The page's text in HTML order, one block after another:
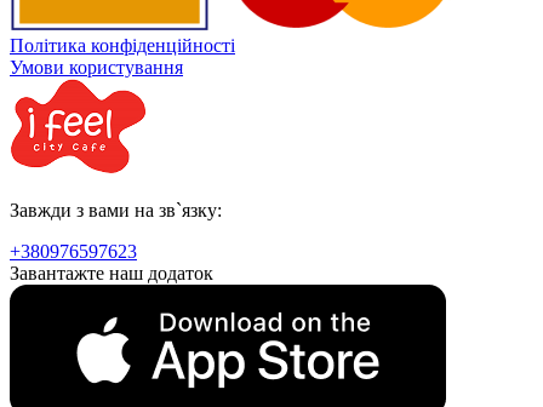
Політика конфіденційності
Умови користування
Завжди з вами на зв`язку:
+380976597623
Завантажте наш додаток